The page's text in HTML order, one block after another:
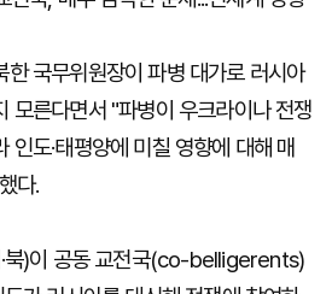
국무위원장이 파병 대가로 러시아
모른다면서 "파병이 우크라이나 전쟁
인도·태평양에 미칠 영향에 대해 매
다.
북)이 공동 교전국(co-belligerents)